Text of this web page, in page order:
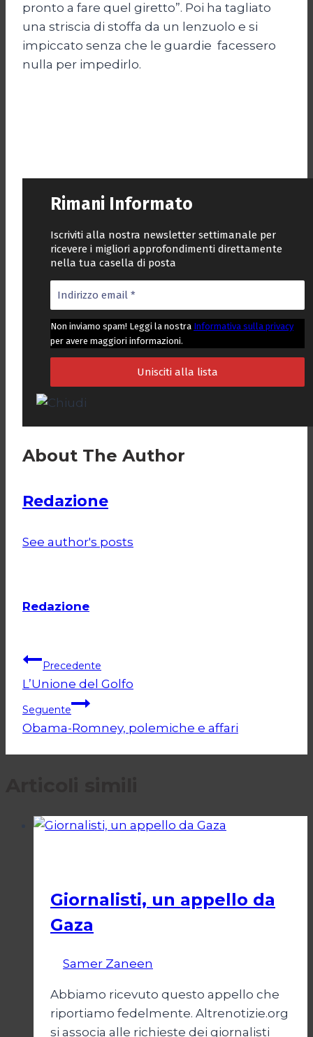
pronto a fare quel giretto”. Poi ha tagliato
una striscia di stoffa da un lenzuolo e si
impiccato senza che le guardie facessero
nulla per impedirlo.
Rimani Informato
Iscriviti alla nostra newsletter settimanale per
ricevere i migliori approfondimenti direttamente
nella tua casella di posta
Non inviamo spam! Leggi la nostra Informativa sulla privacy
per avere maggiori informazioni.
About The Author
Redazione
See author's posts
Redazione
Navigazione
articoli
Precedente
L’Unione del Golfo
Seguente
Obama-Romney, polemiche e affari
Giornalisti, un appello da
Gaza
Samer Zaneen
Abbiamo ricevuto questo appello che
riportiamo fedelmente. Altrenotizie.org
si associa alle richieste dei giornalisti